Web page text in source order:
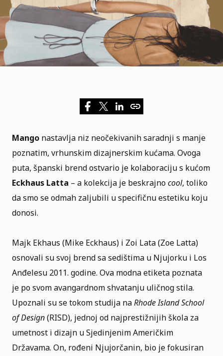
Mango nastavlja niz neočekivanih saradnji s manje
poznatim, vrhunskim dizajnerskim kućama. Ovoga
puta, španski brend ostvario je kolaboraciju s kućom
Eckhaus Latta – a kolekcija je beskrajnocool, toliko
da smo se odmah zaljubili u specifičnu estetiku koju
donosi.
Majk Ekhaus (Mike Eckhaus) i Zoi Lata (Zoe Latta)
osnovali su svoj brend sa sedištima u Njujorku i Los
Anđelesu 2011. godine. Ova modna etiketa poznata
je po svom avangardnom shvatanju uličnog stila.
Upoznali su se tokom studija naRhode Island School
of Design(RISD), jednoj od najprestižnijih škola za
umetnost i dizajn u Sjedinjenim Američkim
Državama. On, rođeni Njujorčanin, bio je fokusiran